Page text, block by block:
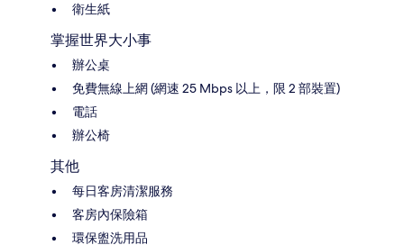
衛生紙
掌握世界大小事
辦公桌
免費無線上網 (網速 25 Mbps 以上，限 2 部裝置)
電話
辦公椅
其他
每日客房清潔服務
客房內保險箱
環保盥洗用品